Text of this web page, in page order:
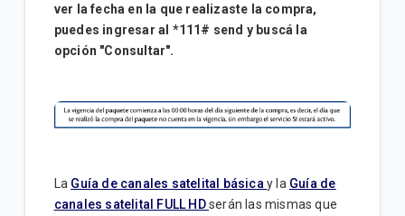
ver la fecha en la que realizaste la compra,
puedes ingresar al *111# send y buscá la
opción "Consultar".
La Guía de canales satelital básica y la Guía de
canales satelital FULL HD serán las mismas que